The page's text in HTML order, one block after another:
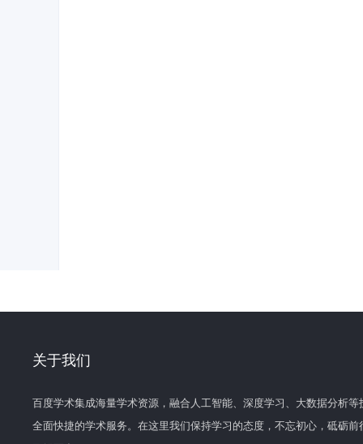
关于我们
百度学术集成海量学术资源，融合人工智能、深度学习、大数据分析
全面快捷的学术服务。在这里我们保持学习的态度，不忘初心，砥砺前